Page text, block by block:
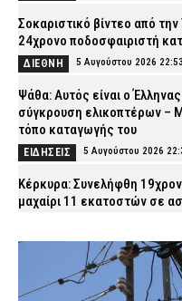
Σοκαριστικό βίντεο από
24χρονο ποδοσφαιριστή
ΔΙΕΘΝΗ 5 Αυγούστου 2026 22:53
Ψάθα: Αυτός είναι ο
σύγκρουση ελικοπτέρων –
τόπο καταγωγής του
ΕΙΔΗΣΕΙΣ 5 Αυγούστου 2026
Κέρκυρα: Συνελήφθη
μαχαίρι 11 εκατοστών σε
Φωτιά στη Βοιωτία: Προς
πάρκο λόγω συνεχών
ΕΙΔΗΣΕΙΣ 5 Αυγούστου 2026